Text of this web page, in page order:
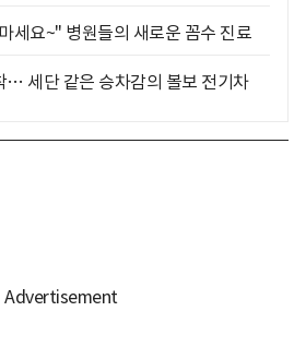
세요~" 병원들의 새로운 꼼수 진료
… 세단 같은 승차감의 볼보 전기차